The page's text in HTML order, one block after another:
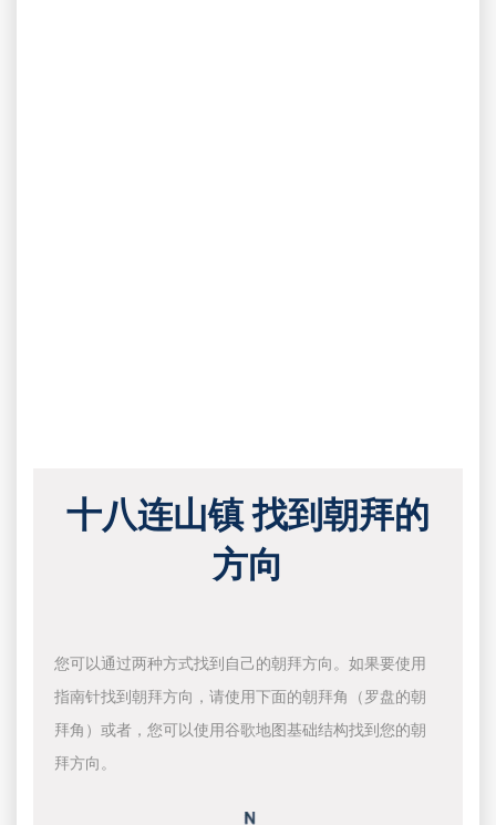
十八连山镇 找到朝拜的
方向
您可以通过两种方式找到自己的朝拜方向。如果要使用
指南针找到朝拜方向，请使用下面的朝拜角（罗盘的朝
拜角）或者，您可以使用谷歌地图基础结构找到您的朝
拜方向。